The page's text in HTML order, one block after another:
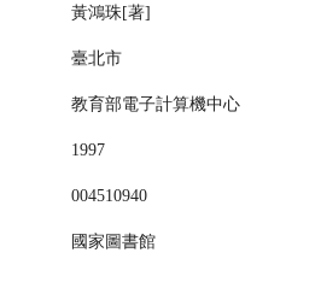
黃鴻珠[著]
臺北市
教育部電子計算機中心
1997
004510940
國家圖書館